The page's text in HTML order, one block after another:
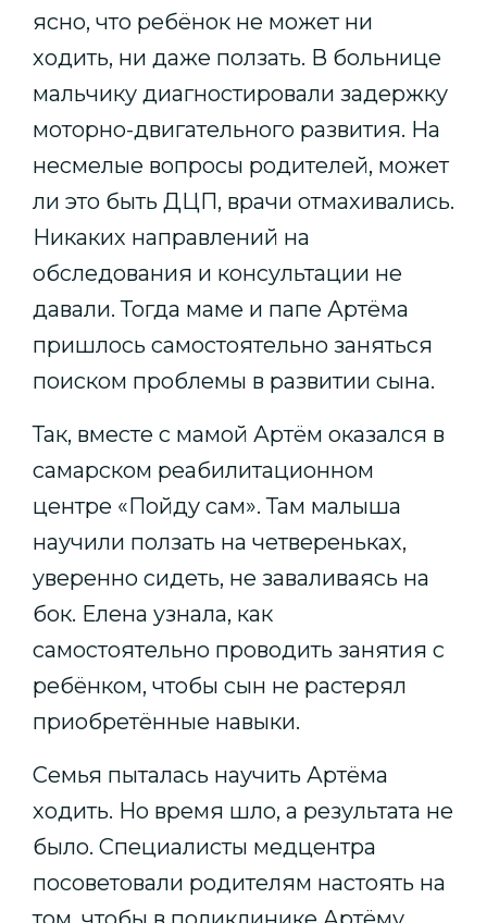
ясно, что ребёнок не может ни
ходить, ни даже ползать. В больнице
мальчику диагностировали задержку
моторно-двигательного развития. На
несмелые вопросы родителей, может
ли это быть ДЦП, врачи отмахивались.
Никаких направлений на
обследования и консультации не
давали. Тогда маме и папе Артёма
пришлось самостоятельно заняться
поиском проблемы в развитии сына.
Так, вместе с мамой Артём оказался в
самарском реабилитационном
центре «Пойду сам». Там малыша
научили ползать на четвереньках,
уверенно сидеть, не заваливаясь на
бок. Елена узнала, как
самостоятельно проводить занятия с
ребёнком, чтобы сын не растерял
приобретённые навыки.
Семья пыталась научить Артёма
ходить. Но время шло, а результата не
было. Специалисты медцентра
посоветовали родителям настоять на